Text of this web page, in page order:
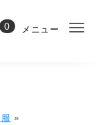
0 メニュー
ナ
»